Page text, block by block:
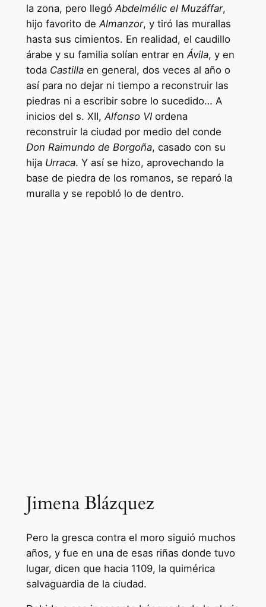
la zona, pero llegóAbdelmélic el Muzáffar,
hijo favorito deAlmanzor, y tiró las murallas
hasta sus cimientos. En realidad, el caudillo
árabe y su familia solían entrar enÁvila, y en
toda Castillaen general, dos veces al año o
así para no dejar ni tiempo a reconstruir las
piedras ni a escribir sobre lo sucedido… A
inicios del s. XII,Alfonso VIordena
reconstruir la ciudad por medio del conde
Don Raimundo de Borgoña, casado con su
hija Urraca. Y así se hizo, aprovechando la
base de piedra de los romanos, se reparó la
muralla y se repobló lo de dentro.
Jimena Blázquez
Pero la gresca contra el moro siguió muchos
años, y fue en una de esas riñas donde tuvo
lugar, dicen que hacia 1109, la quimérica
salvaguardia de la ciudad.